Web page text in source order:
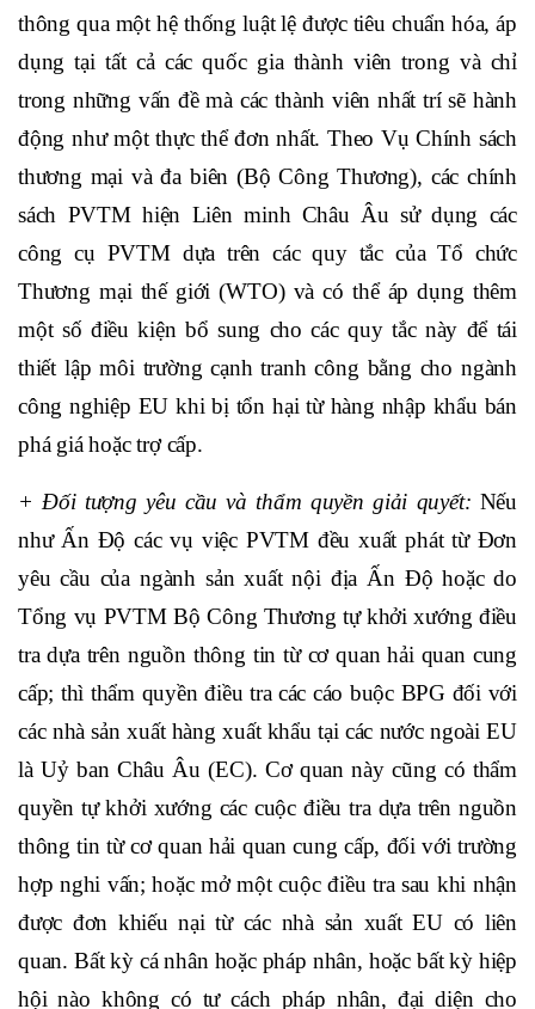
thông qua một hệ thống luật lệ được tiêu chuẩn hóa, áp
dụng tại tất cả các quốc gia thành viên trong và chỉ
trong những vấn đề mà các thành viên nhất trí sẽ hành
động như một thực thể đơn nhất. Theo Vụ Chính sách
thương mại và đa biên (Bộ Công Thương), các chính
sách PVTM hiện Liên minh Châu Âu sử dụng các
công cụ PVTM dựa trên các quy tắc của Tổ chức
Thương mại thế giới (WTO) và có thể áp dụng thêm
một số điều kiện bổ sung cho các quy tắc này để tái
thiết lập môi trường cạnh tranh công bằng cho ngành
công nghiệp EU khi bị tổn hại từ hàng nhập khẩu bán
phá giá hoặc trợ cấp.
+ Đối tượng yêu cầu và thẩm quyền giải quyết: Nếu
như Ấn Độ các vụ việc PVTM đều xuất phát từ Đơn
yêu cầu của ngành sản xuất nội địa Ấn Độ hoặc do
Tổng vụ PVTM Bộ Công Thương tự khởi xướng điều
tra dựa trên nguồn thông tin từ cơ quan hải quan cung
cấp; thì thẩm quyền điều tra các cáo buộc BPG đối với
các nhà sản xuất hàng xuất khẩu tại các nước ngoài EU
là Uỷ ban Châu Âu (EC). Cơ quan này cũng có thẩm
quyền tự khởi xướng các cuộc điều tra dựa trên nguồn
thông tin từ cơ quan hải quan cung cấp, đối với trường
hợp nghi vấn; hoặc mở một cuộc điều tra sau khi nhận
được đơn khiếu nại từ các nhà sản xuất EU có liên
quan. Bất kỳ cá nhân hoặc pháp nhân, hoặc bất kỳ hiệp
hội nào không có tư cách pháp nhân, đại diện cho